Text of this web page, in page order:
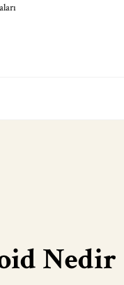
Nedir